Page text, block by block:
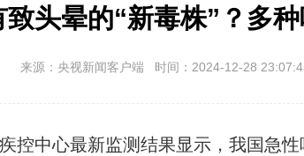
致头晕的“新毒株”？多
来源：央视新闻客户端 时间：2024-12-28
中心最新监测结果显示，我国急性